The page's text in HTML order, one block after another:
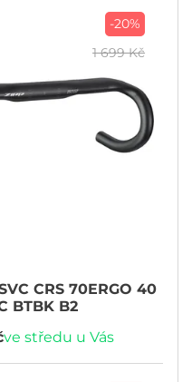
-20%
1 699 Kč
CRS 70ERGO 40
BTBK B2
ve středu u Vás